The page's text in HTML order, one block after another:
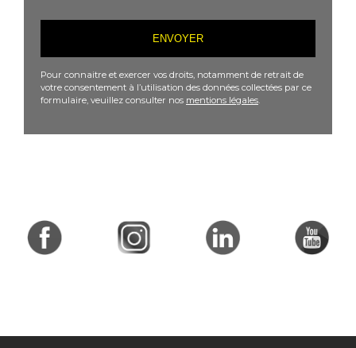
Pour connaitre et exercer vos droits, notamment de retrait de
votre consentement à l’utilisation des données collectées par ce
formulaire, veuillez consulter nos mentions légales.